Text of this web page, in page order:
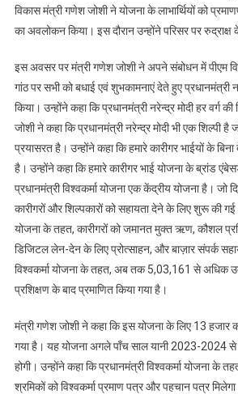
योजना
के
एंबेसडर-
गणेश
विकास मंत्री गणेश जोशी ने योजना के लाभार्थियों को
का अवलोकन किया। इस दौरान उन्होंने परिसर पर रुद्राक्ष
इस अवसर पर मंत्री गणेश जोशी ने अपने संबोधन में पीएम
गांठ पर सभी को बधाई एवं शुभकामनाएं देते हुए प्रधानमंत्री
किया। उन्होंने कहा कि प्रधानमंत्री नरेन्द्र मोदी हर वर्ग
जोशी ने कहा कि प्रधानमंत्री नरेन्द्र मोदी भी एक शिल्पी है
प्रयासरत है। उन्होंने कहा कि हमारे कारीगर भाईयों के
है। उन्होंने कहा कि हमारे कारीगर भाई योजना के ब्रांड
प्रधानमंत्री विश्वकर्मा योजना एक केंद्रीय योजना है। जो
कारीगरों और शिल्पकारों को सहायता देने के लिए शुरू की
योजना के तहत, कारीगरों को जमानत मुक्त ऋण, कौशल
डिजिटल लेन-देन के लिए प्रोत्साहन, और बाज़ार संपर्क
विश्वकर्मा योजना के तहत, अब तक 5,03,161 से अधिक
प्रशिक्षण के बाद प्रमाणित किया गया है।
मंत्री गणेश जोशी ने कहा कि इस योजना के लिए 13 हजार
गया है। यह योजना अगले पाँच साल यानी 2023-2024
होगी। उन्होंने कहा कि प्रधानमंत्री विश्वकर्मा योजना के
श्रमिकों को विश्वकर्मा प्रमाण पत्र और पहचान पत्र